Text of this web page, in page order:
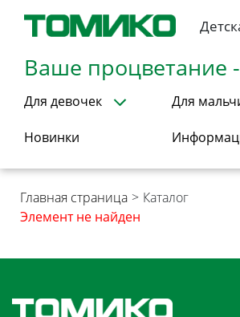
Ваше процветание
Для девочек Для
Новинки
Главная страница > Каталог
Элемент не найден